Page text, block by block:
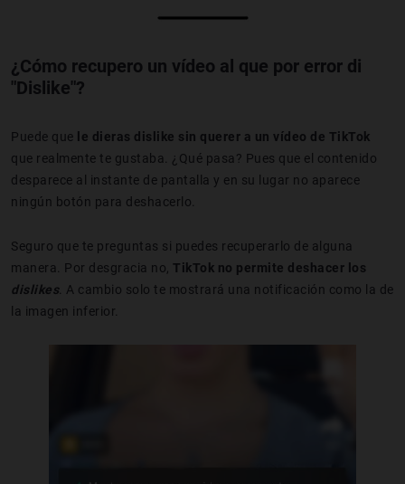
¿Cómo recupero un vídeo al que por error di
"Dislike"?
Puede que le dieras dislike sin querer a un vídeo de TikTok
que realmente te gustaba. ¿Qué pasa? Pues que el contenido
desparece al instante de pantalla y en su lugar no aparece
ningún botón para deshacerlo.
Seguro que te preguntas si puedes recuperarlo de alguna
manera. Por desgracia no, TikTok no permite deshacer los
dislikes. A cambio solo te mostrará una notificación como la de
la imagen inferior.